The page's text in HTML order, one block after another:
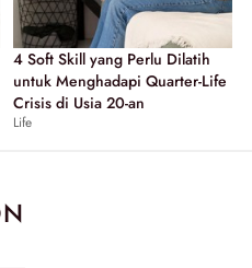
4 Soft Skill yang Perlu Dilatih
untuk Menghadapi Quarter-Life
Crisis di Usia 20-an
Life